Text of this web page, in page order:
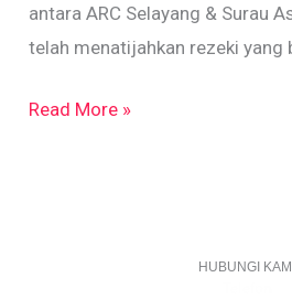
antara ARC Selayang & Surau
telah menatijahkan rezeki yang
Read More »
HUBUNGI KAMI